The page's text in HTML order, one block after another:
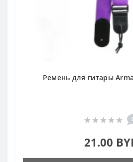
Ремень для гитары
21.00